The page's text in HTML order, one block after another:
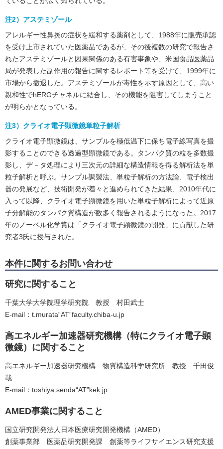
注2）アステミゾール
アレルギー性鼻炎の症状を緩和する薬剤として、1988年に販売承認
を受け上市されていた医薬品であるが、その後複数の研究で報告さ
れたアステミゾールと因果関係のある有害事象や、米国食品医薬品
局が発表した副作用の報告に関するレポート等を受けて、1999年に
市場から撤退した。アステミゾールが毒性を示す原因として、高い
親和性でhERGチャネルに結合し、その機能を阻害してしまうこと
が明らかとなっている。
注3）クライオ電子顕微鏡単粒子解析
クライオ電子顕微鏡は、サンプルを極低温下に保ち電子線写真を撮
影することのできる透過型顕微鏡である。タンパク質の粒を多数撮
影し、デ－タ処理により三次元の詳細な構造情報を得る解析法を単
粒子解析と呼ぶ。サンプル調製法、単粒子解析の方法論、電子検出
器の発展など、技術開発が着々と進められてきた結果、2010年代に
入って以降、クライオ電子顕微鏡を用いた単粒子解析によって近原
子分解能のタンパク質構造が数多く報告されるようになった。2017
年のノーベル化学賞は「クライオ電子顕微鏡の開発」に貢献した研
究者3氏に授与された。
本件に関するお問い合わせ
研究に関すること
千葉大学大学院理学研究院 教授 村田武士
E-mail：t.murata“AT”faculty.chiba-u.jp
高エネルギー加速器研究機構（特にクライオ電子顕
微鏡）に関すること
高エネルギー加速器研究機構 物質構造科学研究所 教授 千田俊
哉
E-mail：toshiya.senda“AT”kek.jp
AMED事業に関すること
国立研究開発法人日本医療研究開発機構（AMED）
創薬事業部 医薬品研究開発課 創薬等ライフサイエンス研究支援